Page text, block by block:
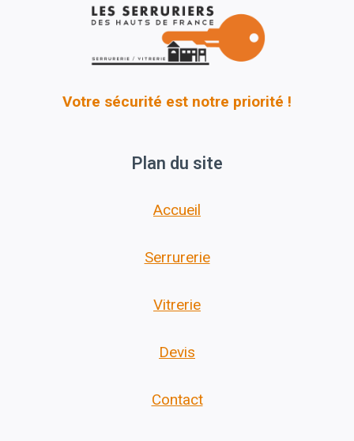
Votre sécurité est notre priorité !
Plan du site
Accueil
Serrurerie
Vitrerie
Devis
Contact